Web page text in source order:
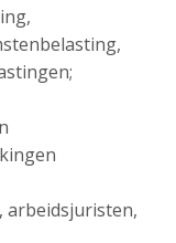
arbeidsjuristen,